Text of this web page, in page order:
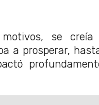
se
a prosperar,